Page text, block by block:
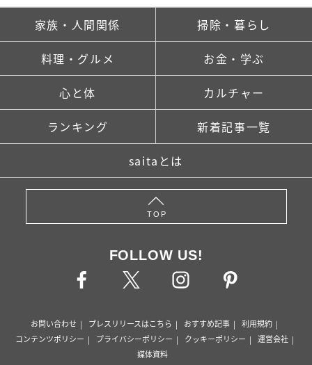
家族・人間関係 掃除・暮らし
料理・グルメ お金・学ぶ
心と体 カルチャー
ランキング 新着記事一覧
saitaとは
TOP
FOLLOW US!
お問い合わせ プレスリリースはこちら おすすめ記事
利用規約
コンテンツポリシー
プライバシーポリシー クッキーポリシー
運営会社
媒体資料